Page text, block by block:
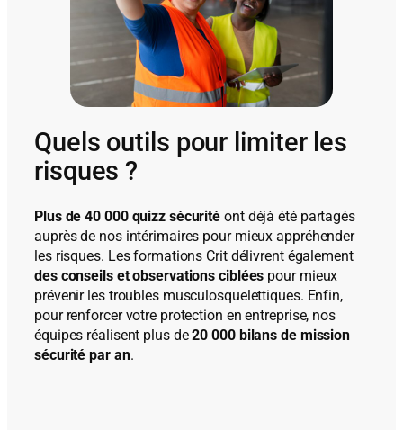
Quels outils pour limiter les
risques ?
Plus de 40 000 quizz sécurité ont déjà été partagés
auprès de nos intérimaires pour mieux appréhender
les risques. Les formations Crit délivrent également
des conseils et observations ciblées pour mieux
prévenir les troubles musculosquelettiques. Enfin,
pour renforcer votre protection en entreprise, nos
équipes réalisent plus de20 000 bilans de mission
sécurité par an.